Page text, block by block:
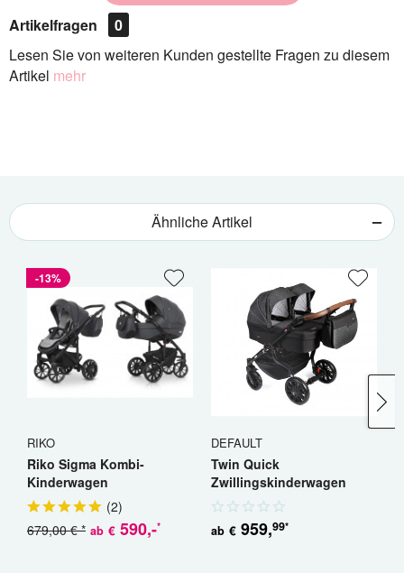
Artikelfragen
0
Lesen Sie von weiteren Kunden gestellte Fragen zu diesem
Artikel mehr
Ähnliche Artikel
-13%
RIKO
Riko Sigma Kombi-
Kinderwagen
(2)
ab € 590,-*
679,00 € *
DEFAULT
Twin Quick
Zwillingskinderwagen
Geschwisterwagen
ab € 959,99*